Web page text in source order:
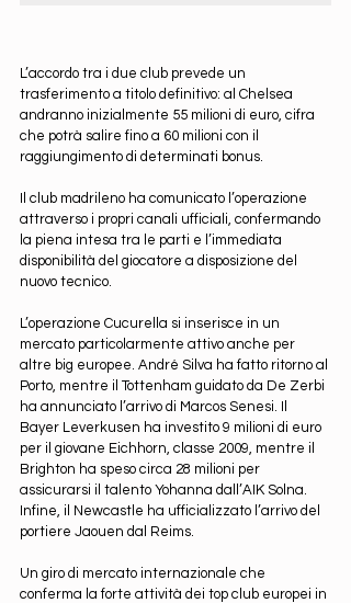
L’accordo tra i due club prevede un
trasferimento a titolo definitivo: al Chelsea
andranno inizialmente 55 milioni di euro, cifra
che potrà salire fino a 60 milioni con il
raggiungimento di determinati bonus.
Il club madrileno ha comunicato l’operazione
attraverso i propri canali ufficiali, confermando
la piena intesa tra le parti e l’immediata
disponibilità del giocatore a disposizione del
nuovo tecnico.
L’operazione Cucurella si inserisce in un
mercato particolarmente attivo anche per
altre big europee. André Silva ha fatto ritorno al
Porto, mentre il Tottenham guidato da De Zerbi
ha annunciato l’arrivo di Marcos Senesi. Il
Bayer Leverkusen ha investito 9 milioni di euro
per il giovane Eichhorn, classe 2009, mentre il
Brighton ha speso circa 28 milioni per
assicurarsi il talento Yohanna dall’AIK Solna.
Infine, il Newcastle ha ufficializzato l’arrivo del
portiere Jaouen dal Reims.
Un giro di mercato internazionale che
conferma la forte attività dei top club europei in